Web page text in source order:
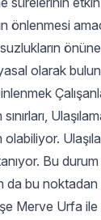
önlenmesi
olarak
Bu
da bu
Merve Urfa ile